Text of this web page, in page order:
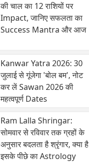
की चाल का 12 राशियों पर
Impact, जानिए सफलता का
Success Mantra और आज
Kanwar Yatra 2026: 30
जुलाई से गूंजेगा 'बोल बम', नोट
कर लें Sawan 2026 की
महत्वपूर्ण Dates
Ram Lalla Shringar:
सोमवार से रविवार तक ग्रहों के
अनुसार बदलता है श्रृंगार, क्या है
इसके पीछे का Astrology